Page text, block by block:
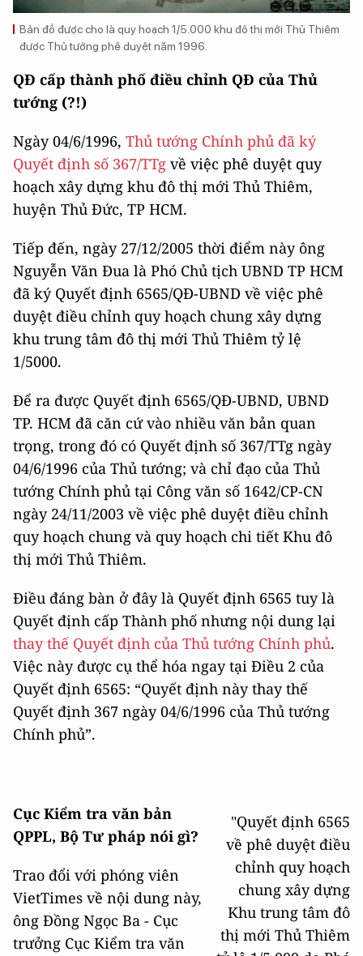
Bản đồ được cho là quy hoạch 1/5.000 khu đô thị mới Thủ Thiêm
được Thủ tướng phê duyệt năm 1996.
QĐ cấp thành phố điều chỉnh QĐ của Thủ
tướng (?!)
Ngày 04/6/1996, Thủ tướng Chính phủ đã ký
Quyết định số 367/TTg về việc phê duyệt quy
hoạch xây dựng khu đô thị mới Thủ Thiêm,
huyện Thủ Đức, TP HCM.
Tiếp đến, ngày 27/12/2005 thời điểm này ông
Nguyễn Văn Đua là Phó Chủ tịch UBND TP HCM
đã ký Quyết định 6565/QĐ-UBND về việc phê
duyệt điều chỉnh quy hoạch chung xây dựng
khu trung tâm đô thị mới Thủ Thiêm tỷ lệ
1/5000.
Để ra được Quyết định 6565/QĐ-UBND, UBND
TP. HCM đã căn cứ vào nhiều văn bản quan
trọng, trong đó có Quyết định số 367/TTg ngày
04/6/1996 của Thủ tướng; và chỉ đạo của Thủ
tướng Chính phủ tại Công văn số 1642/CP-CN
ngày 24/11/2003 về việc phê duyệt điều chỉnh
quy hoạch chung và quy hoạch chi tiết Khu đô
thị mới Thủ Thiêm.
Điều đáng bàn ở đây là Quyết định 6565 tuy là
Quyết định cấp Thành phố nhưng nội dung lại
thay thế Quyết định của Thủ tướng Chính phủ.
Việc này được cụ thể hóa ngay tại Điều 2 của
Quyết định 6565: “Quyết định này thay thế
Quyết định 367 ngày 04/6/1996 của Thủ tướng
Chính phủ”.
"Quyết định 6565
về phê duyệt điều
chỉnh quy hoạch
chung xây dựng
Khu trung tâm đô
thị mới Thủ Thiêm
Cục Kiểm tra văn bản
QPPL, Bộ Tư pháp nói gì?
Trao đổi với phóng viên
VietTimes về nội dung này,
ông Đồng Ngọc Ba - Cục
trưởng Cục Kiểm tra văn